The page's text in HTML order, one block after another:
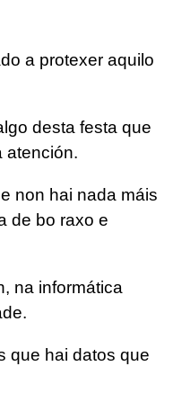
a protexer aquilo
desta festa que
atención.
non hai nada máis
de bo raxo e
na informática
que hai datos que